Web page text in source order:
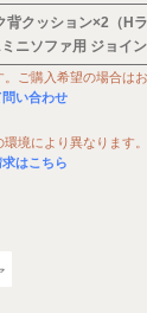
背クッション×2（H
ミニソファ用 ジョイ
ご購入希望の場合は
い合わせ
境により異なります。
はこちら